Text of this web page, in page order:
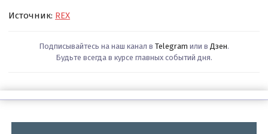
Источник: REX
Подписывайтесь на наш канал в Telegram или в Дзен.
Будьте всегда в курсе главных событий дня.